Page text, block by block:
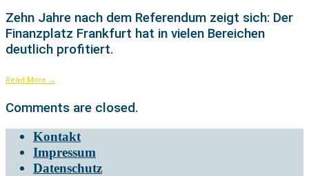
Zehn Jahre nach dem Referendum zeigt sich: Der
Finanzplatz Frankfurt hat in vielen Bereichen
deutlich profitiert.
Read More →
Comments are closed.
Kontakt
Impressum
Datenschutz